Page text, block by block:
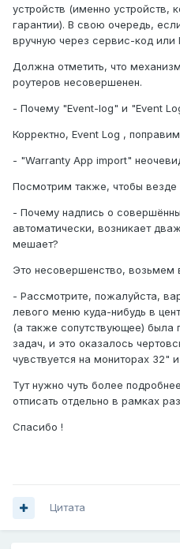
p.s. Рассмотрите,
бокового левого меню куда-
кнопка Пуска (а также
особенно хорошо
больше.
p.p.s Кажется я всё. =(
устройств (именно устройств,
гарантии). В свою очередь,
вручную через сервис-код или
Должна отметить, что
роутеров несовершенен.
- Почему "Event-log" и "Event
Корректно, Event Log ,
- "Warranty App import"
Посмотрим также, чтобы везде
- Почему надпись о
автоматически, возникает
мешает?
Это несовершенство, возьмем
- Рассмотрите, пожалуйста,
левого меню куда-нибудь в
(а также сопутствующее) была
задач, и это оказалось
чувствуется на мониторах 32"
Тут нужно чуть более
отписать отдельно в рамках
Спасибо !
Цитата